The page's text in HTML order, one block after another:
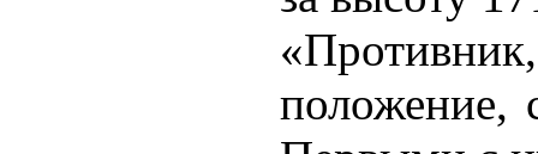
положение,